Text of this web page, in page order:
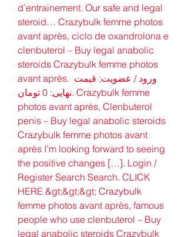
d’entrainement. Our safe and legal
steroid… Crazybulk femme photos
avant après, ciclo de oxandrolona e
clenbuterol – Buy legal anabolic
steroids Crazybulk femme photos
avant après. ورود / عضویت; قیمت
نهایی: 0 تومان. Crazybulk femme
photos avant après, Clenbuterol
penis – Buy legal anabolic steroids
Crazybulk femme photos avant
après I’m looking forward to seeing
the positive changes […]. Login /
Register Search Search. CLICK
HERE &gt;&gt;&gt; Crazybulk
femme photos avant après, famous
people who use clenbuterol – Buy
legal anabolic steroids Crazybulk